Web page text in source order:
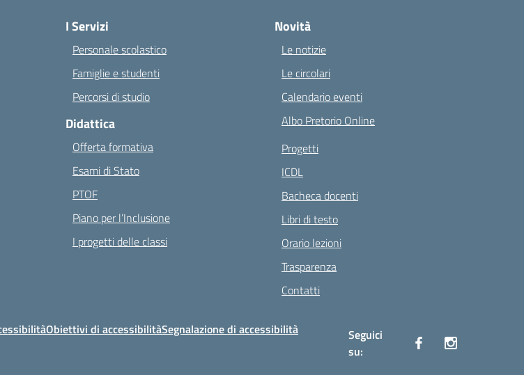
I Servizi
Personale scolastico
Famiglie e studenti
Percorsi di studio
Didattica
Offerta formativa
Esami di Stato
PTOF
Piano per l’Inclusione
I progetti delle classi
Novità
Le notizie
Le circolari
Calendario eventi
Albo Pretorio Online
Progetti
ICDL
Bacheca docenti
Libri di testo
Orario lezioni
Trasparenza
Contatti
Obiettivi di accessibilitàSegnalazione di accessibilità
Seguici
su: